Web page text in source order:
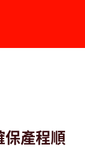
產程順